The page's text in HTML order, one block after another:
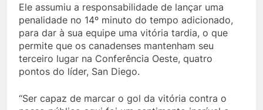
Ele assumiu a responsabilidade de lançar uma
penalidade no 14º minuto do tempo adicionado,
para dar à sua equipe uma vitória tardia, o que
permite que os canadenses mantenham seu
terceiro lugar na Conferência Oeste, quatro
pontos do líder, San Diego.
“Ser capaz de marcar o gol da vitória contra o